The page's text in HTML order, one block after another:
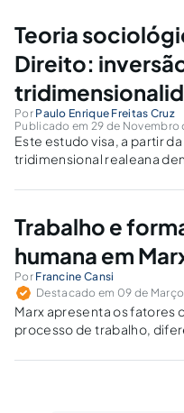
(jun/2016)
Teoria
Direito:
Por Paulo Enrique Freitas Cruz
Publicado em 29 de Novembro
Este estudo visa, a partir
tridimensional realeana
mesmo tempo em que
Trabalho e
humana em
Por Francine Cansi
Destacado em 09 de Março
Marx apresenta os fatores
processo de trabalho,
compreendendo, como